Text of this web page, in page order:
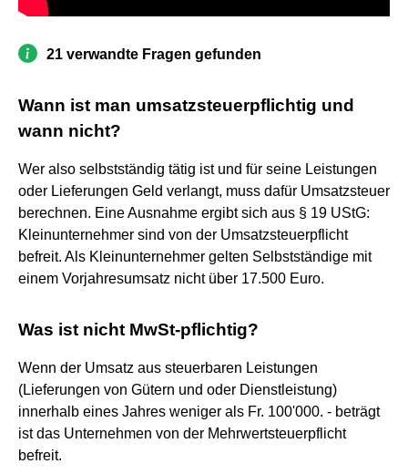
21 verwandte Fragen gefunden
Wann ist man umsatzsteuerpflichtig und
wann nicht?
Wer also selbstständig tätig ist und für seine Leistungen
oder Lieferungen Geld verlangt, muss dafür Umsatzsteuer
berechnen. Eine Ausnahme ergibt sich aus § 19 UStG:
Kleinunternehmer sind von der Umsatzsteuerpflicht
befreit. Als Kleinunternehmer gelten Selbstständige mit
einem Vorjahresumsatz nicht über 17.500 Euro.
Was ist nicht MwSt-pflichtig?
Wenn der Umsatz aus steuerbaren Leistungen
(Lieferungen von Gütern und oder Dienstleistung)
innerhalb eines Jahres weniger als Fr. 100'000. - beträgt
ist das Unternehmen von der Mehrwertsteuerpflicht
befreit.